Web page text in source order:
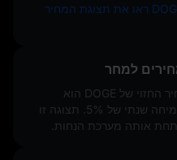
למידע נוסף על DOGE ראו את תצוגת המחיר
שנתי של 5% . תצוגה זו
תחת אותה מערכת הנחות.